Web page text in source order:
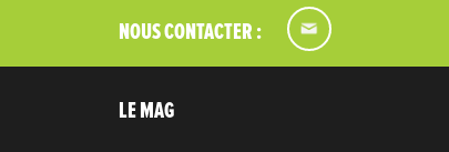
NOUS CONTACTER :
LE MAG